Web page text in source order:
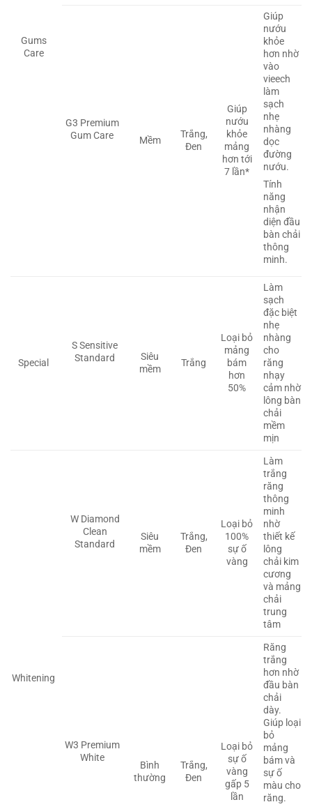
Gums
Care
G3 Premium
Gum Care
Mềm
Trắng,
Đen
Giúp
nướu
khỏe
mảng
hơn tới
7 lần*
Giúp
nướu
khỏe
hơn nhờ
vào
vieech
làm
sạch
nhẹ
nhàng
dọc
đường
nướu.
Tính
năng
nhận
diện đầu
bàn chải
thông
minh.
Special
S Sensitive
Standard
Siêu
mềm
Trắng
Loại bỏ
mảng
bám
hơn
50%
Làm
sạch
đặc biệt
nhẹ
nhàng
cho
răng
nhạy
cảm nhờ
lông bàn
chải
mềm
mịn
Whitening
W Diamond
Clean
Standard
Siêu
mềm
Trắng,
Đen
Loại bỏ
100%
sự ố
vàng
Làm
trắng
răng
thông
minh
nhờ
thiết kế
lông
chải kim
cương
và mảng
chải
trung
tâm
W3 Premium
White
Bình
thường
Trắng,
Đen
Loại bỏ
sự ố
vàng
gấp 5
lần
Răng
trắng
hơn nhờ
đầu bàn
chải
dày.
Giúp loại
bỏ
mảng
bám và
sự ố
màu cho
răng.